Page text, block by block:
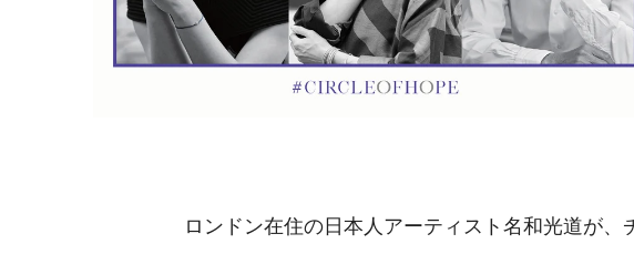
ロンドン在住の日本人アーティスト名和光道が、